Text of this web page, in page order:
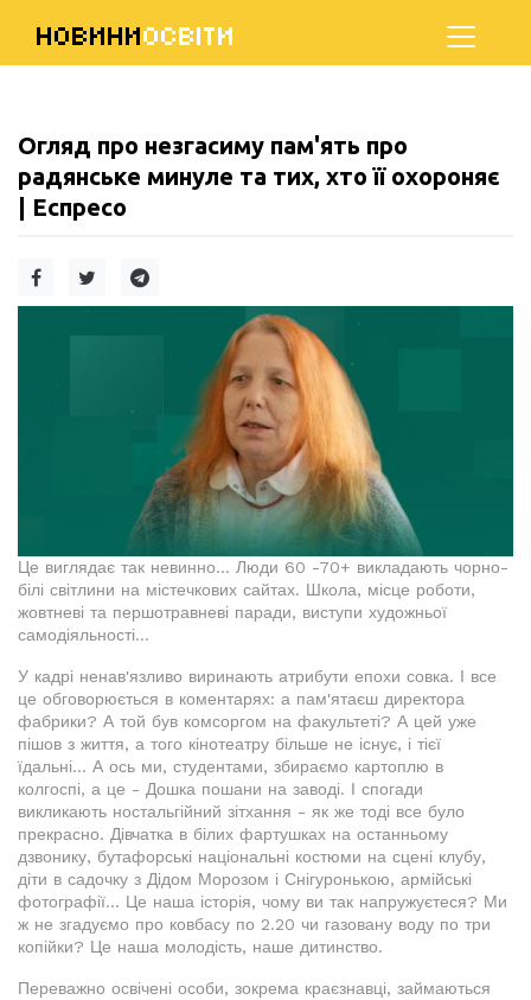
НОВИНИОСВІТИ
Огляд про незгасиму пам'ять про
радянське минуле та тих, хто її охороняє
| Еспресо
Це виглядає так невинно... Люди 60 -70+ викладають чорно-
білі світлини на містечкових сайтах. Школа, місце роботи,
жовтневі та першотравневі паради, виступи художньої
самодіяльності...
У кадрі ненав'язливо виринають атрибути епохи совка. І все
це обговорюється в коментарях: а пам'ятаєш директора
фабрики? А той був комсоргом на факультеті? А цей уже
пішов з життя, а того кінотеатру більше не існує, і тієї
їдальні... А ось ми, студентами, збираємо картоплю в
колгоспі, а це - Дошка пошани на заводі. І спогади
викликають ностальгійний зітхання - як же тоді все було
прекрасно. Дівчатка в білих фартушках на останньому
дзвонику, бутафорські національні костюми на сцені клубу,
діти в садочку з Дідом Морозом і Снігуронькою, армійські
фотографії... Це наша історія, чому ви так напружуєтеся? Ми
ж не згадуємо про ковбасу по 2.20 чи газовану воду по три
копійки? Це наша молодість, наше дитинство.
Переважно освічені особи, зокрема краєзнавці, займаються